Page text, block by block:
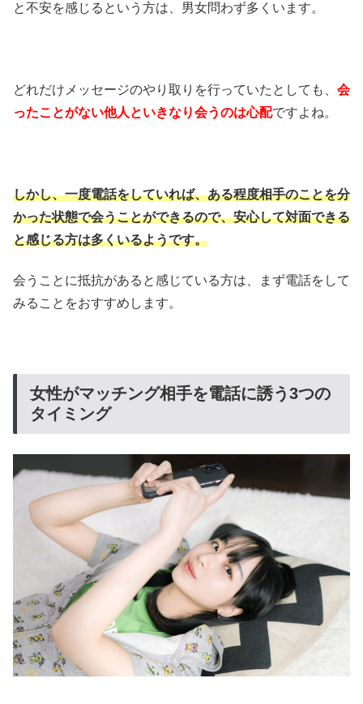
と不安を感じるという方は、男女問わず多くいます。
どれだけメッセージのやり取りを行っていたとしても、 会
ったことがない他人といきなり会うのは心配ですよね。
しかし、一度電話をしていれば、ある程度相手のことを分
かった状態で会うことができるので、安心して対面できる
と感じる方は多くいるようです。
会うことに抵抗があると感じている方は、まず電話をして
みることをおすすめします。
女性がマッチング相手を電話に誘う3つの
タイミング